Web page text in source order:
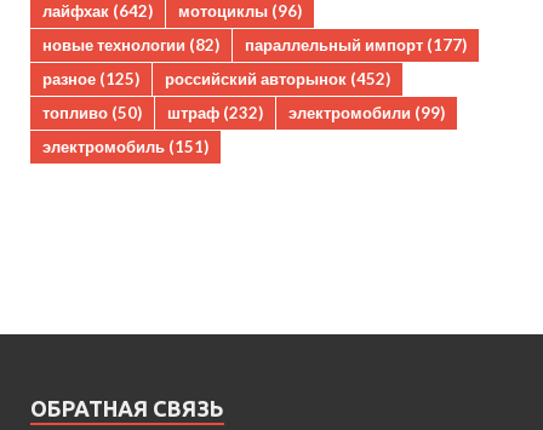
лайфхак (642) мотоциклы (96)
новые технологии (82) параллельный импорт (177)
разное (125) российский авторынок (452)
топливо (50) штраф (232) электромобили (99)
электромобиль (151)
ОБРАТНАЯ СВЯЗЬ